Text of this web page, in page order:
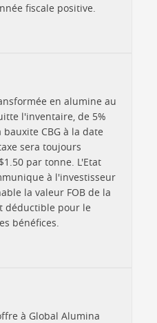
fiscale positive.
en alumine au
l'inventaire, de 5%
CBG à la date
sera toujours
par tonne. L'Etat
à l'investisseur
la valeur FOB de la
déductible pour le
bénéfices.
à Global Alumina